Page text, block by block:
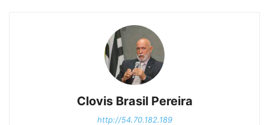
Clovis Brasil Pereira
http://54.70.182.189